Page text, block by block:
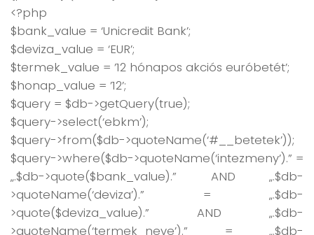
<?php
$bank_value = ‘Unicredit Bank’;
$deviza_value = ‘EUR’;
$termek_value = ’12 hónapos akciós euróbetét’;
$honap_value = ’12’;
$query = $db->getQuery(true);
$query->select(‘ebkm’);
$query->from($db->quoteName(‘#__betetek’));
$query->where($db->quoteName(‘intezmeny’).” =
„.$db->quote($bank_value).” AND „.$db-
>quoteName(‘deviza’).” = „.$db-
>quote($deviza_value).” AND „.$db-
>quoteName(‘termek_neve’).” = „.$db-